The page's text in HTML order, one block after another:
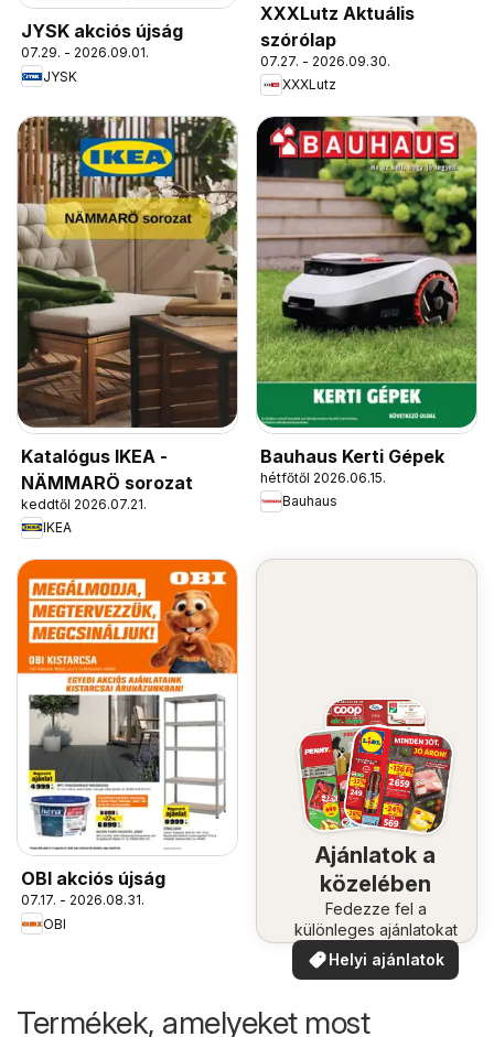
JYSK akciós újság
07.29. - 2026.09.01.
JYSK
XXXLutz Aktuális
szórólap
07.27. - 2026.09.30.
XXXLutz
Katalógus IKEA -
NÄMMARÖ sorozat
keddtől 2026.07.21.
IKEA
Bauhaus Kerti Gépek
hétfőtől 2026.06.15.
Bauhaus
OBI akciós újság
07.17. - 2026.08.31.
OBI
Ajánlatok a
közelében
Fedezze fel a
különleges ajánlatokat
Helyi ajánlatok
Termékek, amelyeket most